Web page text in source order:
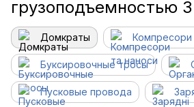
грузоподъемностью
Домкраты Компресори
Буксировочные тросы
Пусковые провода